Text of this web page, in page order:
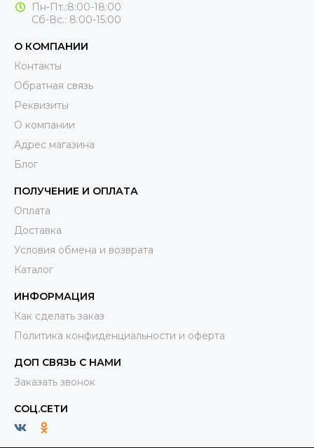
Пн-Пт.:8:00-18:00
Сб-Вс.: 8:00-15:00
О КОМПАНИИ
Контакты
Обратная связь
Реквизиты
О компании
Адрес магазина
Блог
ПОЛУЧЕНИЕ И ОПЛАТА
Оплата
Доставка
Условия обмена и возврата
Каталог
ИНФОРМАЦИЯ
Как сделать заказ
Политика конфиденциальности и оферта
ДОП СВЯЗЬ С НАМИ
Заказать звонок
СОЦ.СЕТИ